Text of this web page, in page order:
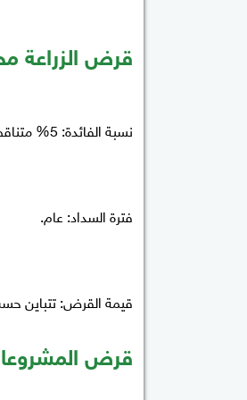
قرض الزراعة
نسبة الفائدة: 5% متناقصة سنويا.
فترة السداد: عام.
قيمة القرض: تتباين
قرض